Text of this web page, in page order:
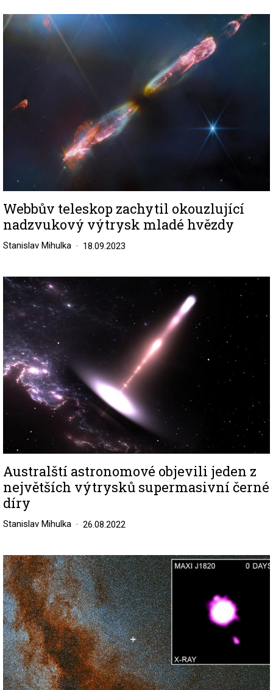
Image
Webbův teleskop zachytil okouzlující
nadzvukový výtrysk mladé hvězdy
Stanislav Mihulka 18.09.2023
Image
Australští astronomové objevili jeden z
největších výtrysků supermasivní černé
díry
Stanislav Mihulka 26.08.2022
Image